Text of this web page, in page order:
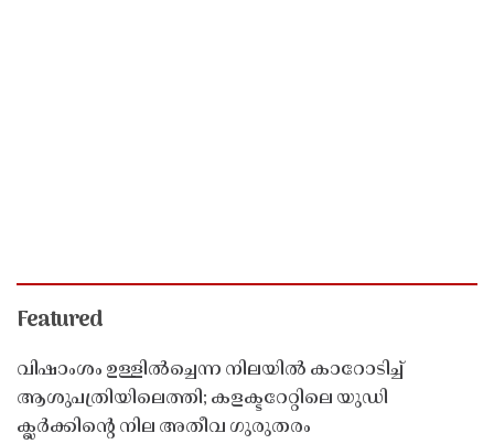
Featured
വിഷാംശം ഉള്ളിൽച്ചെന്ന നിലയിൽ കാറോടിച്ച്
ആശുപത്രിയിലെത്തി; കളക്ടറേറ്റിലെ യുഡി
ക്ലർക്കിൻ്റെ നില അതീവ ഗുരുതരം